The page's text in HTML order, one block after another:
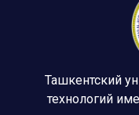
Ташкентский
технологий